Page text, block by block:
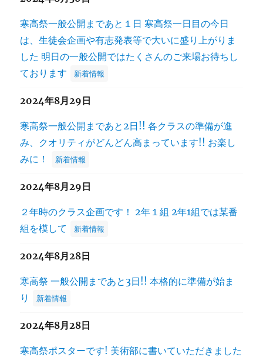
寒高祭一般公開まであと１日 寒高祭一日目の今日
は、生徒会企画や有志発表等で大いに盛り上がりま
した 明日の一般公開ではたくさんのご来場お待ちし
ております
新着情報
2024年8月29日
寒高祭一般公開まであと2日!! 各クラスの準備が進
み、クオリティがどんどん高まっています!! お楽し
みに！
新着情報
2024年8月29日
２年時のクラス企画です！ 2年１組 2年1組では某番
組を模して
新着情報
2024年8月28日
寒高祭 一般公開まであと3日!! 本格的に準備が始ま
り
新着情報
2024年8月28日
寒高祭ポスターです! 美術部に書いていただきました